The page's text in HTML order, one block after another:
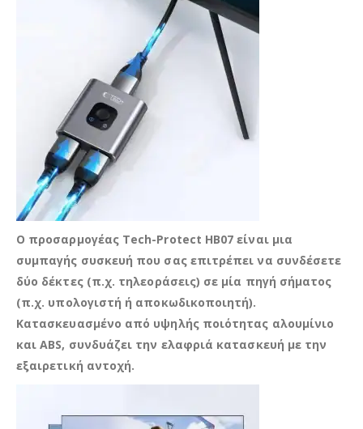
Ο προσαρμογέας Tech-Protect HB07 είναι μια
συμπαγής συσκευή που σας επιτρέπει να συνδέσετε
δύο δέκτες (π.χ. τηλεοράσεις) σε μία πηγή σήματος
(π.χ. υπολογιστή ή αποκωδικοποιητή).
Κατασκευασμένο από υψηλής ποιότητας αλουμίνιο
και ABS, συνδυάζει την ελαφριά κατασκευή με την
εξαιρετική αντοχή.